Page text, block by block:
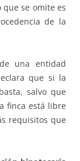
se omite es
de la
una entidad
que si la
salvo que
finca está libre
requisitos que